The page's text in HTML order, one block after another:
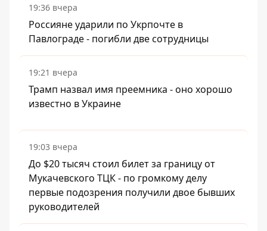
19:36 вчера
Россияне ударили по Укрпочте в
Павлограде - погибли две сотрудницы
19:21 вчера
Трамп назвал имя преемника - оно хорошо
известно в Украине
19:03 вчера
До $20 тысяч стоил билет за границу от
Мукачевского ТЦК - по громкому делу
первые подозрения получили двое бывших
руководителей